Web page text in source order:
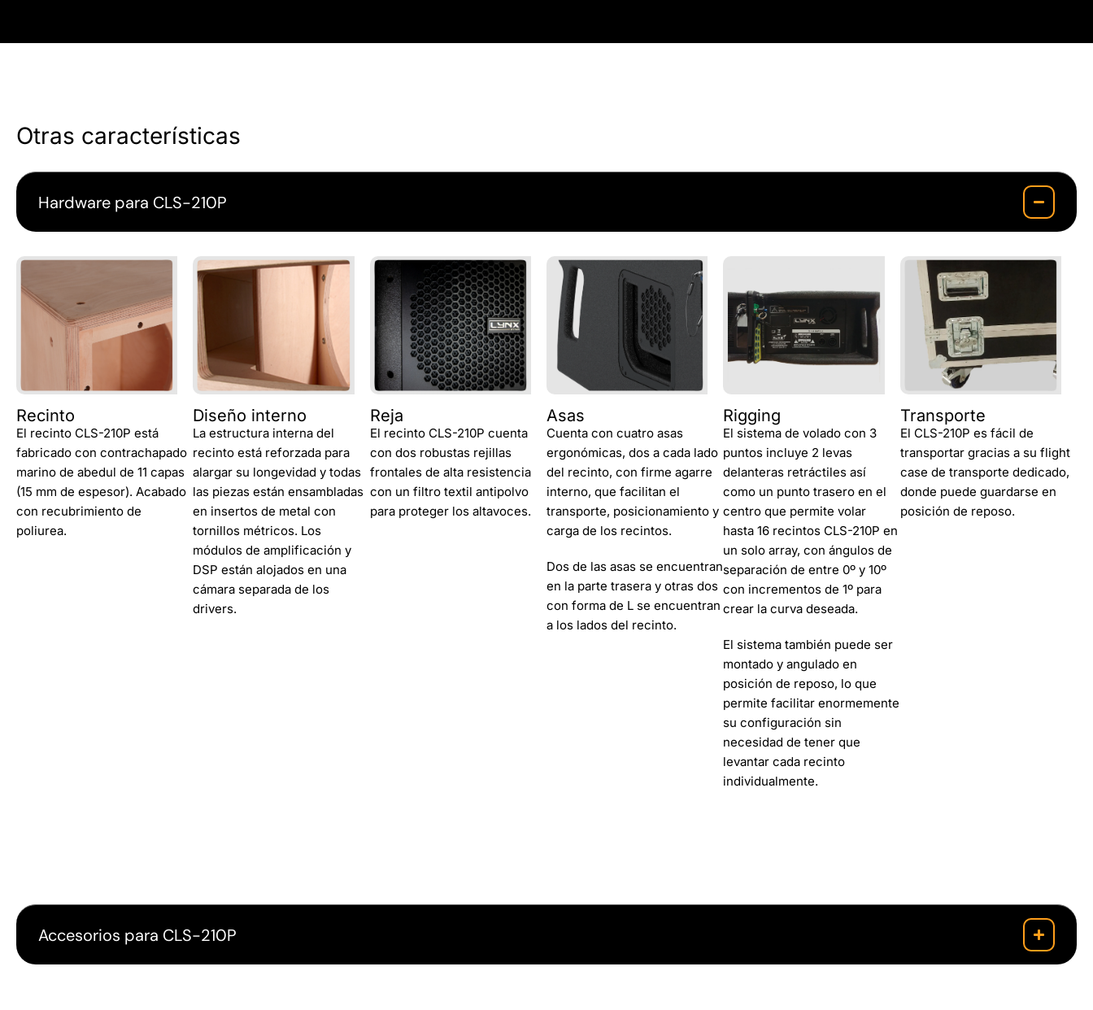
Otras características
Hardware para CLS-210P
Recinto
El recinto CLS-210P está
fabricado con contrachapado
marino de abedul de 11 capas
(15 mm de espesor). Acabado
con recubrimiento de
poliurea.
Diseño interno
La estructura interna del
recinto está reforzada para
alargar su longevidad y todas
las piezas están ensambladas
en insertos de metal con
tornillos métricos. Los
módulos de amplificación y
DSP están alojados en una
cámara separada de los
drivers.
Reja
El recinto CLS-210P cuenta
con dos robustas rejillas
frontales de alta resistencia
con un filtro textil antipolvo
para proteger los altavoces.
Asas
Cuenta con cuatro asas
ergonómicas, dos a cada lado
del recinto, con firme agarre
interno, que facilitan el
transporte, posicionamiento y
carga de los recintos.
Dos de las asas se encuentran
en la parte trasera y otras dos
con forma de L se encuentran
a los lados del recinto.
Rigging
El sistema de volado con 3
puntos incluye 2 levas
delanteras retráctiles así
como un punto trasero en el
centro que permite volar
hasta 16 recintos CLS-210P en
un solo array, con ángulos de
separación de entre 0º y 10º
con incrementos de 1º para
crear la curva deseada.
El sistema también puede ser
montado y angulado en
posición de reposo, lo que
permite facilitar enormemente
su configuración sin
necesidad de tener que
levantar cada recinto
individualmente.
Transporte
El CLS-210P es fácil de
transportar gracias a su flight
case de transporte dedicado,
donde puede guardarse en
posición de reposo.
Accesorios para CLS-210P